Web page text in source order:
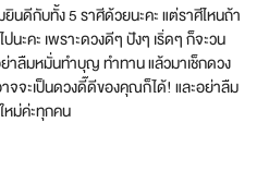
ยินดีกับทั้ง 5 ราศีด้วยนะคะ แต่ราศีไหนถ้า
นะคะ เพราะดวงดีๆ ปังๆ เริ่ดๆ ก็จะวน
าลืมหมั่นทำบุญ ทำทาน แล้วมาเช็กดวง
จจะเป็นดวงดี๊ดีของคุณก็ได้! และอย่าลืม
ม่ค่ะทุกคน